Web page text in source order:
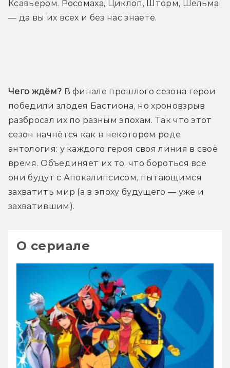
Ксавьером. Росомаха, Циклоп, Шторм, Шельма
— да вы их всех и без нас знаете.
Чего ждём? В финале прошлого сезона герои
победили злодея Бастиона, но хроновзрыв
разбросал их по разным эпохам. Так что этот
сезон начнётся как в некотором роде
антология: у каждого героя своя линия в своё
время. Объединяет их то, что бороться все
они будут с Апокалипсисом, пытающимся
захватить мир (а в эпоху будущего — уже и
захватившим).
О сериале